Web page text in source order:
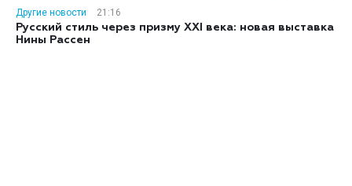
Другие новости
21:16
Русский стиль через призму XXI века: новая выставка
Нины Рассен